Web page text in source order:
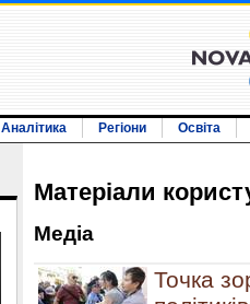
Аналітика Регіони Освіта
Матерiали
Медiа
Точка